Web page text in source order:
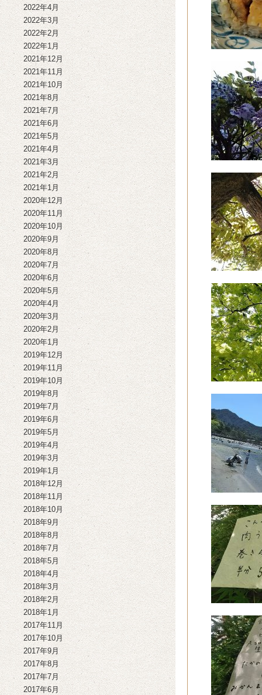
2022年4月
2022年3月
2022年2月
2022年1月
2021年12月
2021年11月
2021年10月
2021年8月
2021年7月
2021年6月
2021年5月
2021年4月
2021年3月
2021年2月
2021年1月
2020年12月
2020年11月
2020年10月
2020年9月
2020年8月
2020年7月
2020年6月
2020年5月
2020年4月
2020年3月
2020年2月
2020年1月
2019年12月
2019年11月
2019年10月
2019年8月
2019年7月
2019年6月
2019年5月
2019年4月
2019年3月
2019年1月
2018年12月
2018年11月
2018年10月
2018年9月
2018年8月
2018年7月
2018年5月
2018年4月
2018年3月
2018年2月
2018年1月
2017年11月
2017年10月
2017年9月
2017年8月
2017年7月
2017年6月